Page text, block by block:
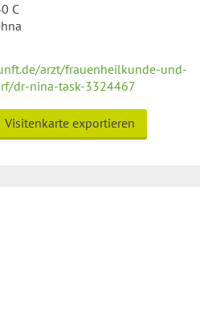
C
arzt/frauenheilkunde-und-
dr-nina-task-3324467
Visitenkarte exportieren